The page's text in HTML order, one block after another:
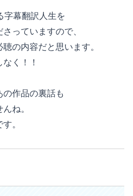
字幕翻訳人生を
っていますので、
の内容だと思います。
く！！
作品の裏話も
ね。
。